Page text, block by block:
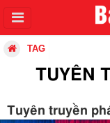
TAG
TUYÊN
Tuyên truyền